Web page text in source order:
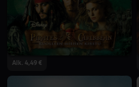
Alk. 4,49 €